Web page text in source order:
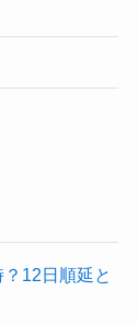
12日順延と